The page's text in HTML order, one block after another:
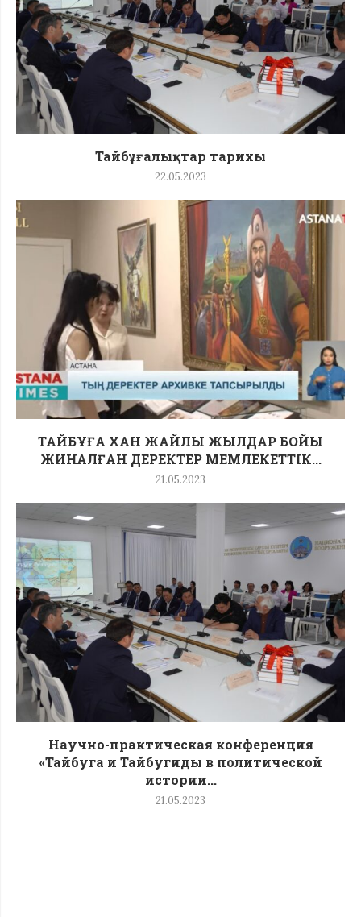
Тайбұғалықтар тарихы
22.05.2023
ТАЙБҰҒА ХАН ЖАЙЛЫ ЖЫЛДАР БОЙЫ
ЖИНАЛҒАН ДЕРЕКТЕР МЕМЛЕКЕТТІК...
21.05.2023
Научно-практическая конференция
«Тайбуга и Тайбугиды в политической
истории...
21.05.2023